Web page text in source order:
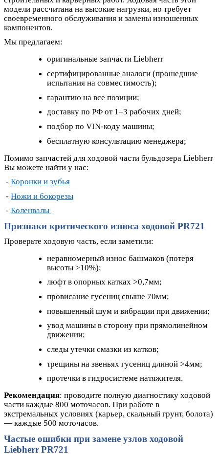
модели рассчитана на высокие нагрузки, но требует
своевременного обслуживания и замены изношенных
компонентов.
Мы предлагаем:
оригинальные запчасти Liebherr
сертифицированные аналоги (прошедшие
испытания на совместимость);
гарантию на все позиции;
доставку по РФ от 1–3 рабочих дней;
подбор по VIN‑коду машины;
бесплатную консультацию менеджера;
Помимо запчастей для ходовой части бульдозера Liebherr
Вы можете найти у нас:
- Коронки и зубья
- Ножи и бокорезы
- Коленвалы
Признаки критического износа ходовой PR721
Проверьте ходовую часть, если заметили:
неравномерный износ башмаков (потеря
высоты >10%);
люфт в опорных катках >0,7мм;
провисание гусениц свыше 70мм;
повышенный шум и вибрации при движении;
увод машины в сторону при прямолинейном
движении;
следы утечки смазки из катков;
трещины на звеньях гусениц длиной >4мм;
протечки в гидросистеме натяжителя.
Рекомендация: проводите полную диагностику ходовой
части каждые 800 моточасов. При работе в
экстремальных условиях (карьер, скальный грунт, болота)
— каждые 500 моточасов.
Частые ошибки при замене узлов ходовой
Liebherr PR721